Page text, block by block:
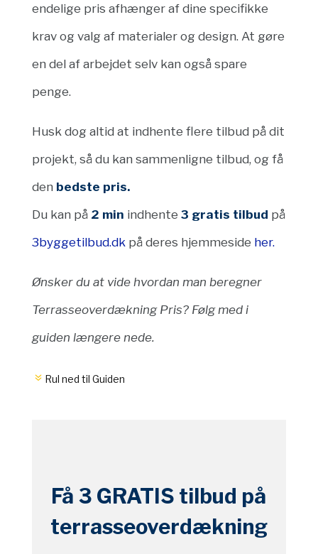
endelige pris afhænger af dine specifikke
krav og valg af materialer og design. At gøre
en del af arbejdet selv kan også spare
penge.
Husk dog altid at indhente flere tilbud på dit
projekt, så du kan sammenligne tilbud, og få
den bedste pris.
Du kan på 2 min indhente 3 gratis tilbud på
3byggetilbud.dk på deres hjemmeside her.
Ønsker du at vide hvordan man beregner
Terrasseoverdækning Pris? Følg med i
guiden længere nede.
Rul ned til Guiden
Få 3 GRATIS tilbud på
terrasseoverdækning